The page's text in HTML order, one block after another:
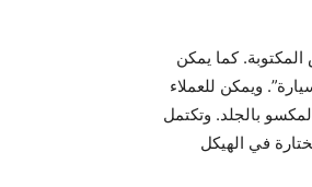
كما يمكن
ويمكن للعملاء
بالجلد. وتكتمل
في الهيكل